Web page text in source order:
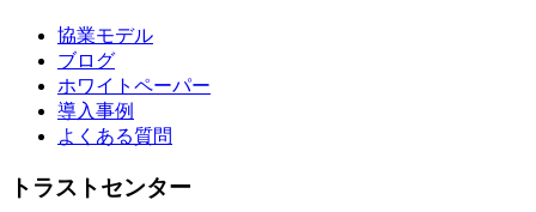
協業モデル
ブログ
ホワイトペーパー
導入事例
よくある質問
トラストセンター